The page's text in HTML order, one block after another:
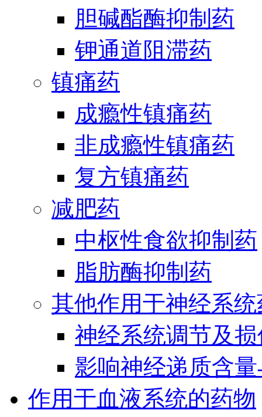
胆碱酯酶抑制药
钾通道阻滞药
镇痛药
成瘾性镇痛药
非成瘾性镇痛药
复方镇痛药
减肥药
中枢性食欲抑制药
脂肪酶抑制药
其他作用于神经系统
神经系统调节及
影响神经递质含
作用于血液系统的药物